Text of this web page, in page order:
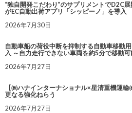
“独自開発こだわり”のサプリメントでD2C
がEC自動出荷アプリ「シッピーノ」を導入
2026年7月30日
自動車船の荷役中断を抑制する自動車移動
入 ～自力走行できない車両を約5分で移動可
2026年7月27日
【㈱ハナインターナショナル×星清重機運
更なる強化ねらう
2026年7月27日